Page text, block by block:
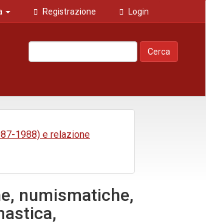
Registrazione Login
Cerca
1988) e relazione
numismatiche,